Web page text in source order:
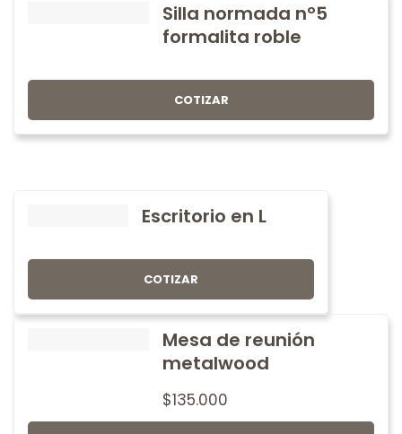
Silla normada nº5
formalita roble
COTIZAR
Escritorio en L
COTIZAR
Mesa de reunión
metalwood
$135.000